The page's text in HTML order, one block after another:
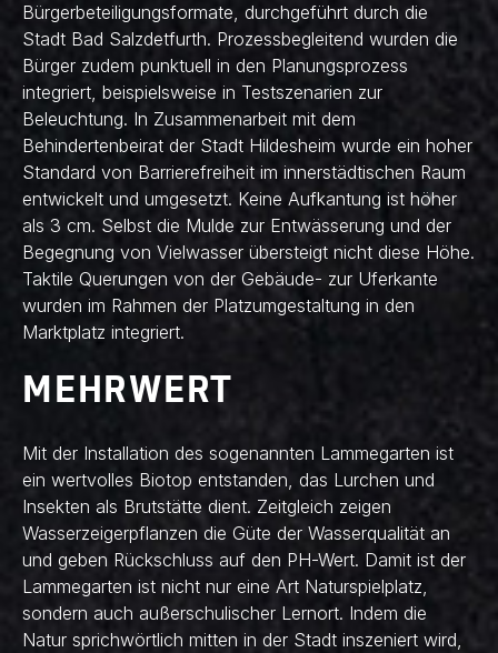
Bürgerbeteiligungsformate, durchgeführt durch die
Stadt Bad Salzdetfurth. Prozessbegleitend wurden die
Bürger zudem punktuell in den Planungsprozess
integriert, beispielsweise in Testszenarien zur
Beleuchtung. In Zusammenarbeit mit dem
Behindertenbeirat der Stadt Hildesheim wurde ein hoher
Standard von Barrierefreiheit im innerstädtischen Raum
entwickelt und umgesetzt. Keine Aufkantung ist höher
als 3 cm. Selbst die Mulde zur Entwässerung und der
Begegnung von Vielwasser übersteigt nicht diese Höhe.
Taktile Querungen von der Gebäude- zur Uferkante
wurden im Rahmen der Platzumgestaltung in den
Marktplatz integriert.
MEHRWERT
Mit der Installation des sogenannten Lammegarten ist
ein wertvolles Biotop entstanden, das Lurchen und
Insekten als Brutstätte dient. Zeitgleich zeigen
Wasserzeigerpflanzen die Güte der Wasserqualität an
und geben Rückschluss auf den PH-Wert. Damit ist der
Lammegarten ist nicht nur eine Art Naturspielplatz,
sondern auch außerschulischer Lernort. Indem die
Natur sprichwörtlich mitten in der Stadt inszeniert wird,